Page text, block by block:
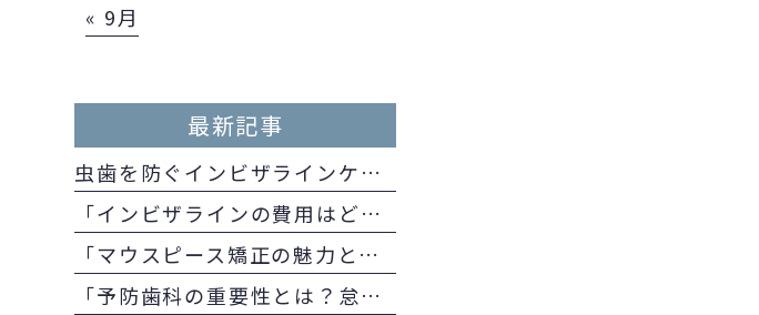
« 9月
最新記事
虫歯を防ぐインビザラインケアのコツ！矯正中でも安心な口内ケア方法
「インビザラインの費用はどのくらい？医療費控除の方法とメリットも併せて解説
「マウスピース矯正の魅力とその中でのインビザラインのメリットとは」
「予防歯科の重要性とは？怠るとどのようになる？」